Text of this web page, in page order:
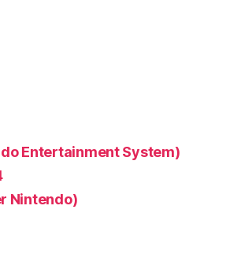
Entertainment System)
Nintendo)